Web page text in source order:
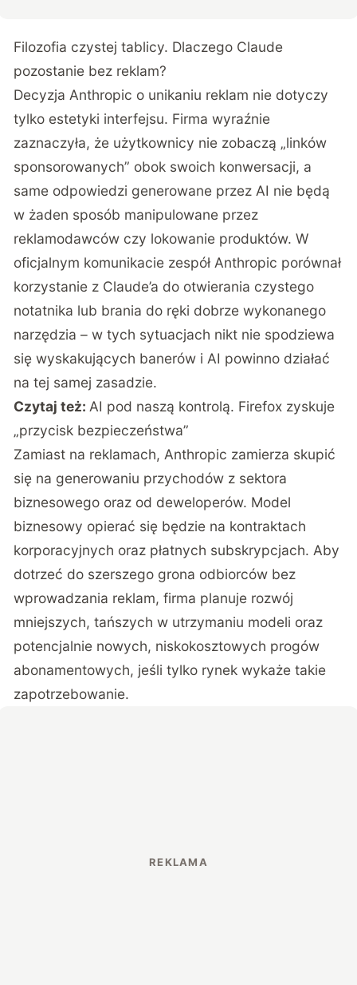
Filozofia czystej tablicy. Dlaczego Claude
pozostanie bez reklam?
Decyzja Anthropic o unikaniu reklam nie dotyczy
tylko estetyki interfejsu. Firma wyraźnie
zaznaczyła, że użytkownicy nie zobaczą „linków
sponsorowanych” obok swoich konwersacji, a
same odpowiedzi generowane przez AI nie będą
w żaden sposób manipulowane przez
reklamodawców czy lokowanie produktów. W
oficjalnym komunikacie zespół Anthropic porównał
korzystanie z Claude’a do otwierania czystego
notatnika lub brania do ręki dobrze wykonanego
narzędzia – w tych sytuacjach nikt nie spodziewa
się wyskakujących banerów i AI powinno działać
na tej samej zasadzie.
Czytaj też: AI pod naszą kontrolą. Firefox zyskuje
„przycisk bezpieczeństwa”
Zamiast na reklamach, Anthropic zamierza skupić
się na generowaniu przychodów z sektora
biznesowego oraz od deweloperów. Model
biznesowy opierać się będzie na kontraktach
korporacyjnych oraz płatnych subskrypcjach. Aby
dotrzeć do szerszego grona odbiorców bez
wprowadzania reklam, firma planuje rozwój
mniejszych, tańszych w utrzymaniu modeli oraz
potencjalnie nowych, niskokosztowych progów
abonamentowych, jeśli tylko rynek wykaże takie
zapotrzebowanie.